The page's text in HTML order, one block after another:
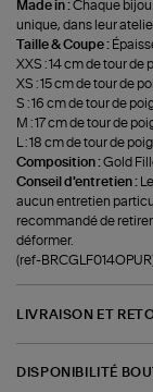
Made in :Chaque
unique, dans leur
Taille & Coupe :
XXS : 14 cm de tour de
XS : 15 cm de tour de
S : 16 cm de tour de
M : 17 cm de tour de
L : 18 cm de tour de
Composition :Gold
Conseil d'entretien :
aucun entretien
recommandé de
déformer.
(ref-
LIVRAISON ET
DISPONIBILITÉ